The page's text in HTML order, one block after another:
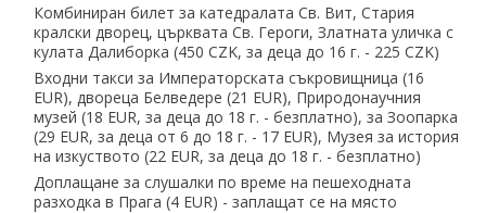
Комбиниран билет за катедралата Св. Вит, Стария
кралски дворец, църквата Св. Героги, Златната уличка с
кулата Далиборка (450 CZK, за деца до 16 г. - 225 CZK)
Входни такси за Императорската съкровищница (16
EUR), двореца Белведере (21 EUR), Природонаучния
музей (18 EUR, за деца до 18 г. - безплатно), за Зоопарка
(29 EUR, за деца от 6 до 18 г. - 17 EUR), Музея за история
на изкуството (22 EUR, за деца до 18 г. - безплатно)
Доплащане за слушалки по време на пешеходната
разходка в Прага (4 EUR) - заплащат се на място